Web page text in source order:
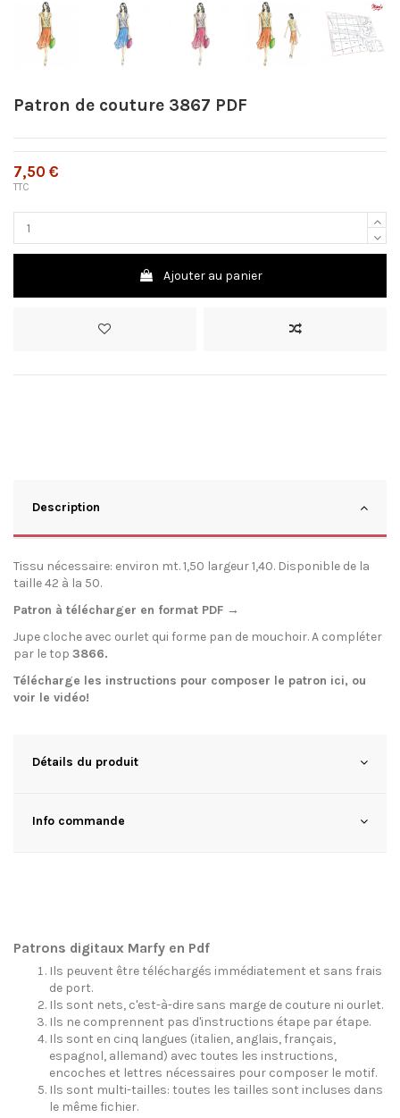
Patron de couture 3867 PDF
7,50 €
TTC
Ajouter au panier
Description
Tissu nécessaire: environ mt. 1,50 largeur 1,40. Disponible de la
taille 42 à la 50.
Patron à télécharger en format PDF →
Jupe cloche avec ourlet qui forme pan de mouchoir. A compléter
par le top 3866.
Télécharge les instructions pour composer le patron ici, ou
voir le vidéo!
Détails du produit
Info commande
Patrons digitaux Marfy en Pdf
Ils peuvent être téléchargés immédiatement et sans frais
de port.
Ils sont nets, c'est-à-dire sans marge de couture ni ourlet.
Ils ne comprennent pas d'instructions étape par étape.
Ils sont en cinq langues (italien, anglais, français,
espagnol, allemand) avec toutes les instructions,
encoches et lettres nécessaires pour composer le motif.
Ils sont multi-tailles: toutes les tailles sont incluses dans
le même fichier.